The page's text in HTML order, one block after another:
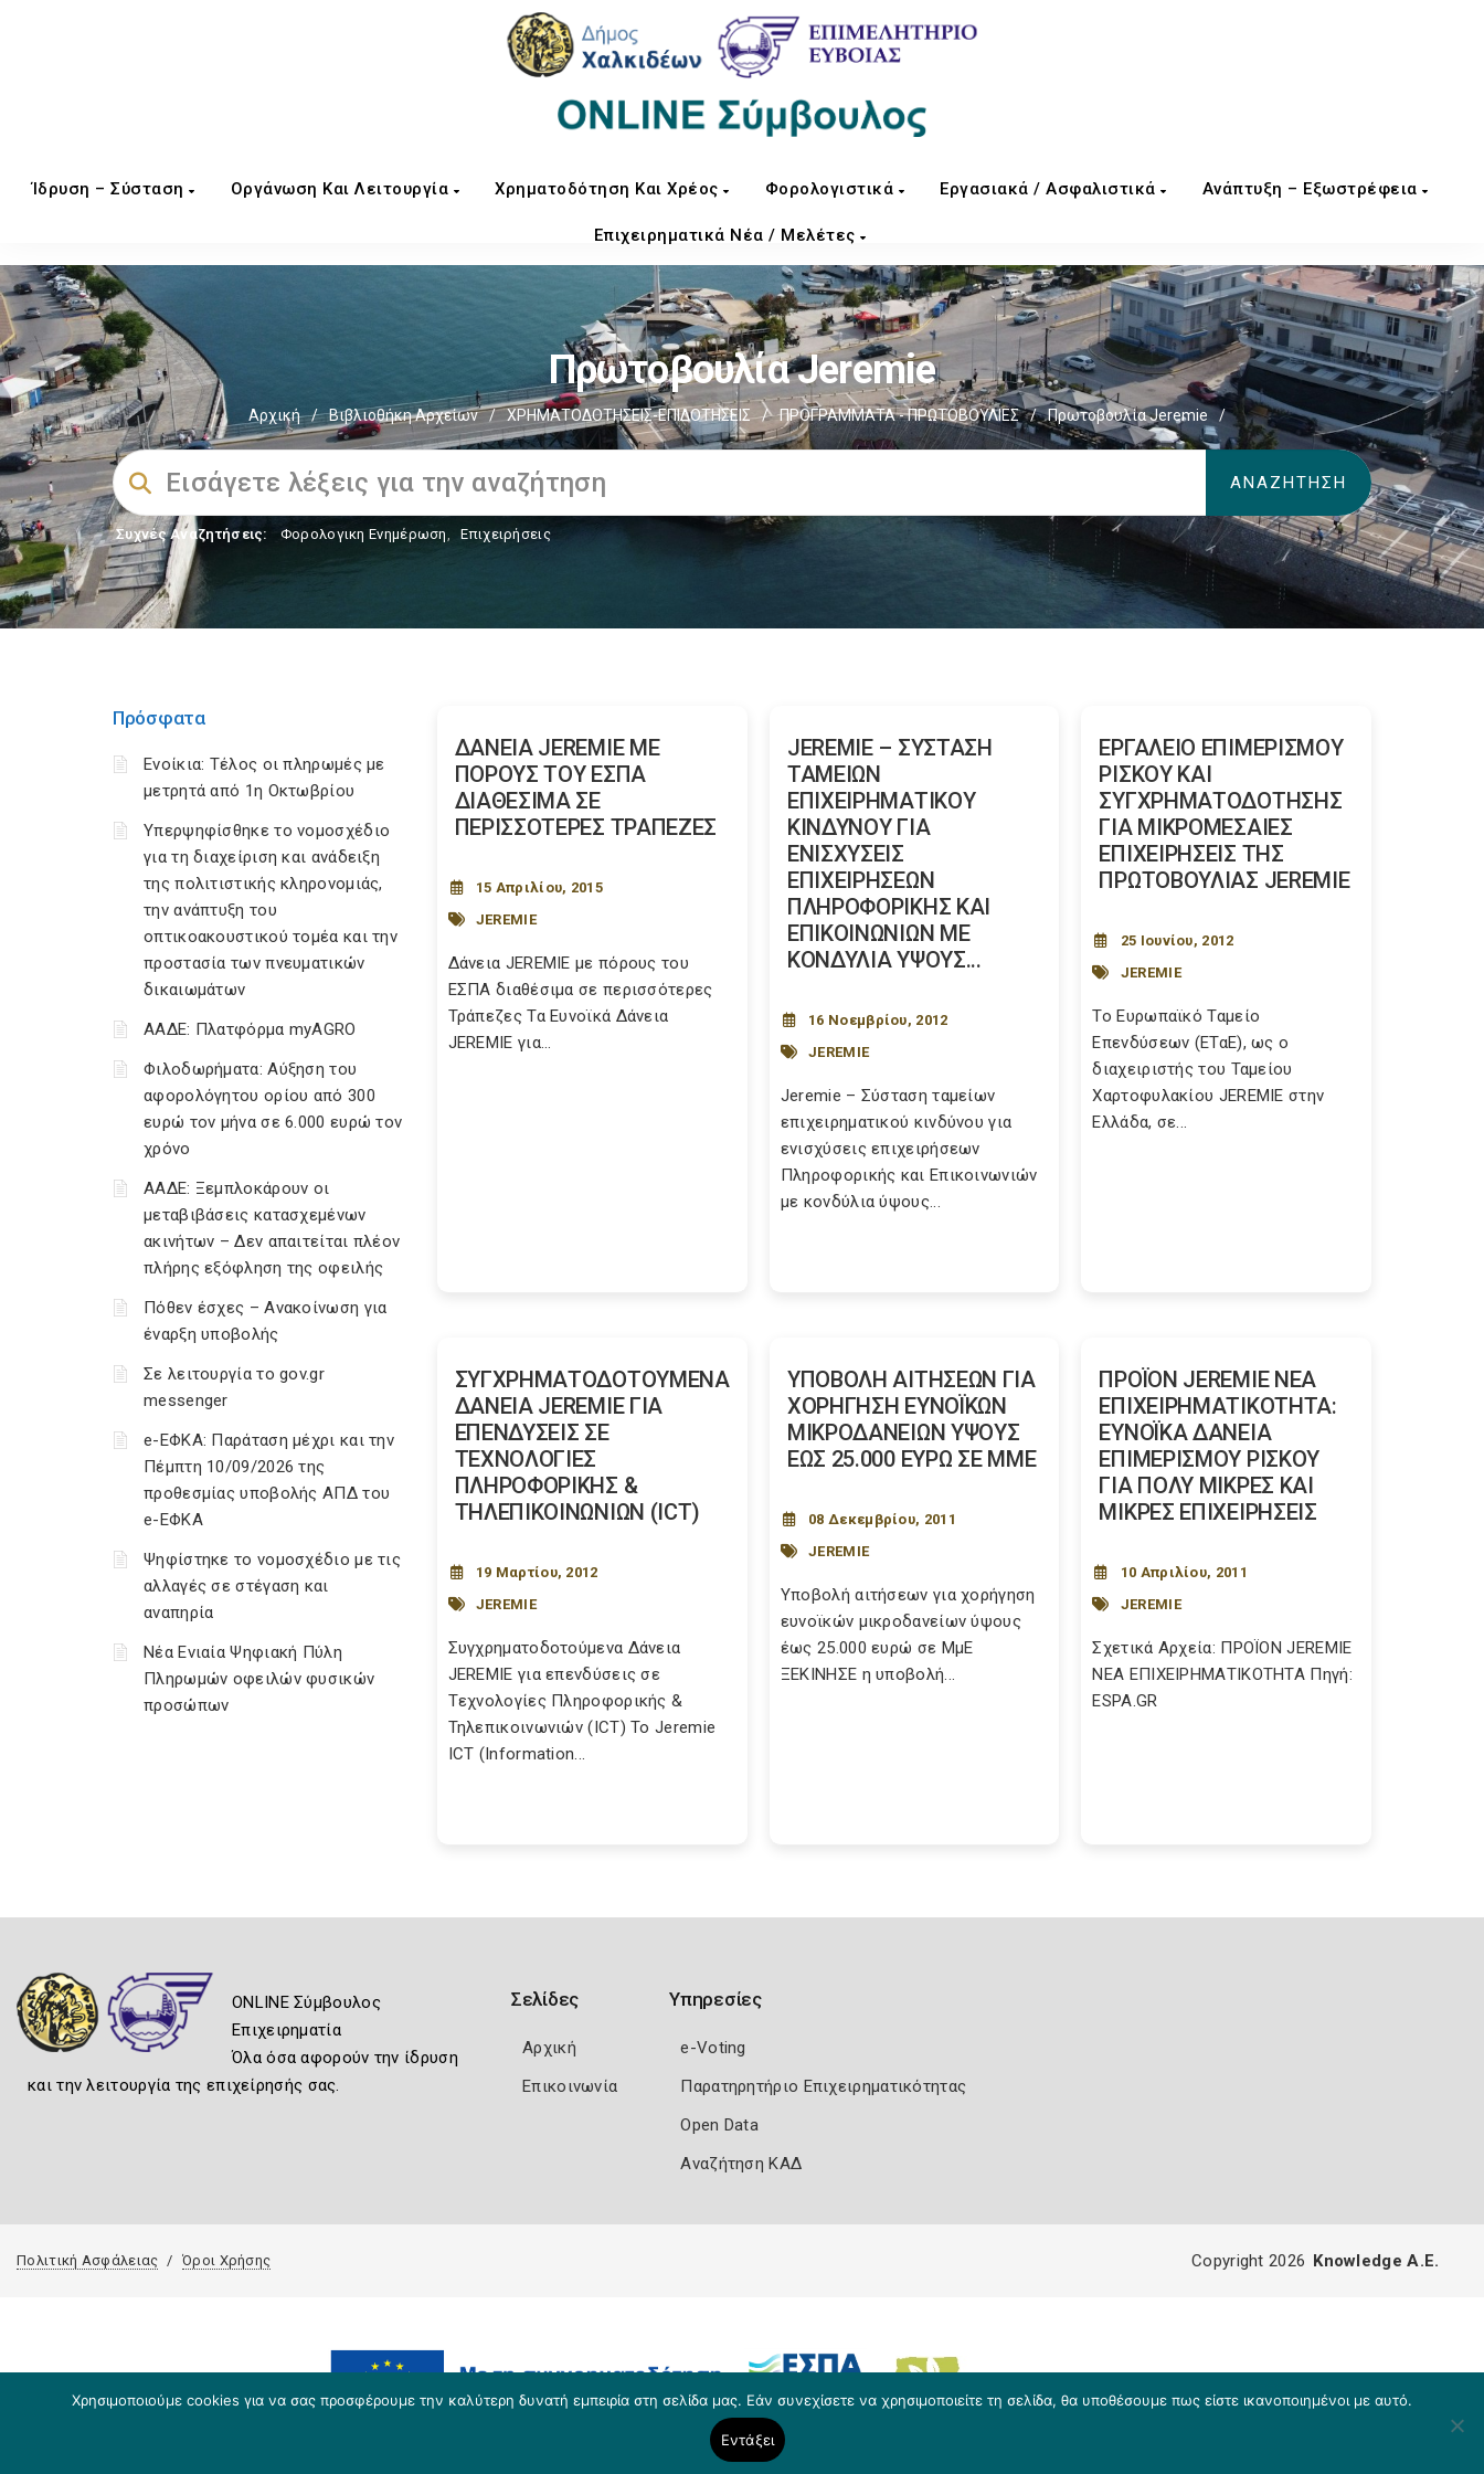
Ίδρυση – Σύσταση Οργάνωση Και Λειτουργία Χρηματοδότηση Και Χρέος Φορολογιστικά Εργασιακά / Ασφαλιστικά Ανάπτυξη – Εξωστρέφεια
Επιχειρηματικά Νέα / Μελέτες
Πρωτοβουλία Jeremie
Αρχική / Βιβλιοθήκη Αρχείων / ΧΡΗΜΑΤΟΔΟΤΗΣΕΙΣ-ΕΠΙΔΟΤΗΣΕΙΣ / ΠΡΟΓΡΑΜΜΑΤΑ - ΠΡΩΤΟΒΟΥΛΙΕΣ / Πρωτοβουλία Jeremie /
Συχνές Αναζητήσεις: Φορολογικη Ενημέρωση, Επιχειρήσεις
Πρόσφατα
Ενοίκια: Τέλος οι πληρωμές με
μετρητά από 1η Οκτωβρίου
Υπερψηφίσθηκε το νομοσχέδιο
για τη διαχείριση και ανάδειξη
της πολιτιστικής κληρονομιάς,
την ανάπτυξη του
οπτικοακουστικού τομέα και την
προστασία των πνευματικών
δικαιωμάτων
ΑΑΔΕ: Πλατφόρμα myAGRO
Φιλοδωρήματα: Αύξηση του
αφορολόγητου ορίου από 300
ευρώ τον μήνα σε 6.000 ευρώ τον
χρόνο
ΑΑΔΕ: Ξεμπλοκάρουν οι
μεταβιβάσεις κατασχεμένων
ακινήτων – Δεν απαιτείται πλέον
πλήρης εξόφληση της οφειλής
Πόθεν έσχες – Ανακοίνωση για
έναρξη υποβολής
Σε λειτουργία το gov.gr
messenger
e-ΕΦΚΑ: Παράταση μέχρι και την
Πέμπτη 10/09/2026 της
προθεσμίας υποβολής ΑΠΔ του
e-ΕΦΚΑ
Ψηφίστηκε το νομοσχέδιο με τις
αλλαγές σε στέγαση και
αναπηρία
Νέα Ενιαία Ψηφιακή Πύλη
Πληρωμών οφειλών φυσικών
προσώπων
ΔΑΝΕΙΑ JEREMIE ΜΕ
ΠΟΡΟΥΣ ΤΟΥ ΕΣΠΑ
ΔΙΑΘΕΣΙΜΑ ΣΕ
ΠΕΡΙΣΣΟΤΕΡΕΣ ΤΡΑΠΕΖΕΣ
15 Απριλίου, 2015
JEREMIE
Δάνεια JEREMIE με πόρους του
ΕΣΠΑ διαθέσιμα σε περισσότερες
Τράπεζες Τα Ευνοϊκά Δάνεια
JEREMIE για...
JEREMIE – ΣΥΣΤΑΣΗ
ΤΑΜΕΙΩΝ
ΕΠΙΧΕΙΡΗΜΑΤΙΚΟΥ
ΚΙΝΔΥΝΟΥ ΓΙΑ
ΕΝΙΣΧΥΣΕΙΣ
ΕΠΙΧΕΙΡΗΣΕΩΝ
ΠΛΗΡΟΦΟΡΙΚΗΣ ΚΑΙ
ΕΠΙΚΟΙΝΩΝΙΩΝ ΜΕ
ΚΟΝΔΥΛΙΑ ΥΨΟΥΣ...
16 Νοεμβρίου, 2012
JEREMIE
Jeremie – Σύσταση ταμείων
επιχειρηματικού κινδύνου για
ενισχύσεις επιχειρήσεων
Πληροφορικής και Επικοινωνιών
με κονδύλια ύψους...
ΕΡΓΑΛΕΙΟ ΕΠΙΜΕΡΙΣΜΟΥ
ΡΙΣΚΟΥ ΚΑΙ
ΣΥΓΧΡΗΜΑΤΟΔΟΤΗΣΗΣ
ΓΙΑ ΜΙΚΡΟΜΕΣΑΙΕΣ
ΕΠΙΧΕΙΡΗΣΕΙΣ ΤΗΣ
ΠΡΩΤΟΒΟΥΛΙΑΣ JEREMIE
25 Ιουνίου, 2012
JEREMIE
Το Ευρωπαϊκό Ταμείο
Επενδύσεων (ΕΤαΕ), ως ο
διαχειριστής του Ταμείου
Χαρτοφυλακίου JEREMIE στην
Ελλάδα, σε...
ΣΥΓΧΡΗΜΑΤΟΔΟΤΟΥΜΕΝΑ
ΔΑΝΕΙΑ JEREMIE ΓΙΑ
ΕΠΕΝΔΥΣΕΙΣ ΣΕ
TΕΧΝΟΛΟΓΙΕΣ
ΠΛΗΡΟΦΟΡΙΚΗΣ &
ΤΗΛΕΠΙΚΟΙΝΩΝΙΩΝ (ICT)
19 Μαρτίου, 2012
JEREMIE
Συγχρηματοδοτούμενα Δάνεια
JEREMIE για επενδύσεις σε
Tεχνολογίες Πληροφορικής &
Τηλεπικοινωνιών (ICT) To Jeremie
ICT (Information...
ΥΠΟΒΟΛΗ ΑΙΤΗΣΕΩΝ ΓΙΑ
ΧΟΡΗΓΗΣΗ ΕΥΝΟΪΚΩΝ
ΜΙΚΡΟΔΑΝΕΙΩΝ ΥΨΟΥΣ
ΕΩΣ 25.000 ΕΥΡΩ ΣΕ ΜΜΕ
08 Δεκεμβρίου, 2011
JEREMIE
Υποβολή αιτήσεων για χορήγηση
ευνοϊκών μικροδανείων ύψους
έως 25.000 ευρώ σε ΜμΕ
ΞEKINHΣE η υποβολή...
ΠΡΟΪΟΝ JEREMIE ΝΕΑ
ΕΠΙΧΕΙΡΗΜΑΤΙΚΟΤΗΤΑ:
ΕΥΝΟΪΚΑ ΔΑΝΕΙΑ
ΕΠΙΜΕΡΙΣΜΟΥ ΡΙΣΚΟΥ
ΓΙΑ ΠΟΛΥ ΜΙΚΡΕΣ ΚΑΙ
ΜΙΚΡΕΣ ΕΠΙΧΕΙΡΗΣΕΙΣ
10 Απριλίου, 2011
JEREMIE
Σχετικά Αρχεία: ΠΡΟΪΟΝ JEREMIE
ΝΕΑ ΕΠΙΧΕΙΡΗΜΑΤΙΚΟΤΗΤΑ Πηγή:
ESPA.GR
ONLINE Σύμβουλος
Επιχειρηματία
Όλα όσα αφορούν την ίδρυση
και την λειτουργία της επιχείρησής σας.
Σελίδες
Αρχική
Επικοινωνία
Υπηρεσίες
e-Voting
Παρατηρητήριο Επιχειρηματικότητας
Open Data
Αναζήτηση ΚΑΔ
Πολιτική Ασφάλειας Όροι Χρήσης
Χρησιμοποιούμε cookies για να σας προσφέρουμε την καλύτερη δυνατή εμπειρία στη σελίδα μας. Εάν συνεχίσετε να χρησιμοποιείτε τη σελίδα, θα υποθέσουμε πως είστε ικανοποιημένοι με αυτό.
Εντάξει
Copyright 2026 Knowledge A.E.